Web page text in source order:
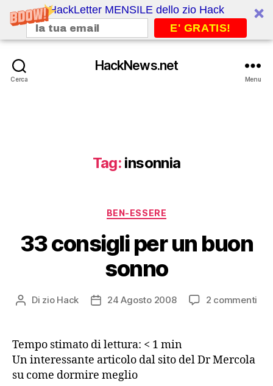
HackLetter MENSILE dello zio Hack
E' GRATIS!
Cerca
HackNews.net
Menu
Tag: insonnia
Categorie
BEN-ESSERE
33 consigli per un buon
sonno
Autore
Di zio Hack
Data24 Agosto 2008 2 commenti
Tempo stimato di lettura: < 1 min
Un interessante articolo dal sito del Dr Mercola
su come dormire meglio